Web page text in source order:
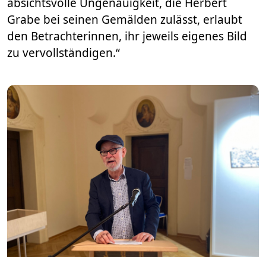
Grabe bei seinen Gemälden zulässt, erlaubt
den Betrachterinnen, ihr jeweils eigenes Bild
zu vervollständigen.“